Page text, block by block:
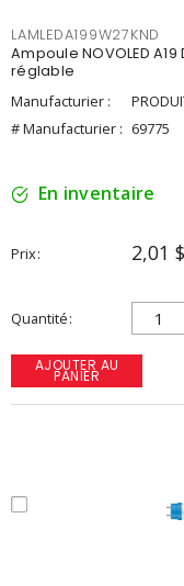
LAMLEDA199W27KND
Ampoule NOVOLED
réglable
Manufacturier :
# Manufacturier : 69775
En inventaire
Prix 2,01 $
Quantité
AJOUTER AU
PANIER